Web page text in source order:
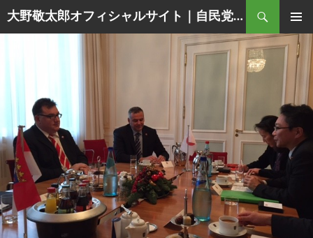
大野敬太郎オフィシャルサイト｜自民党香川３区衆議院議員
Search
MENU